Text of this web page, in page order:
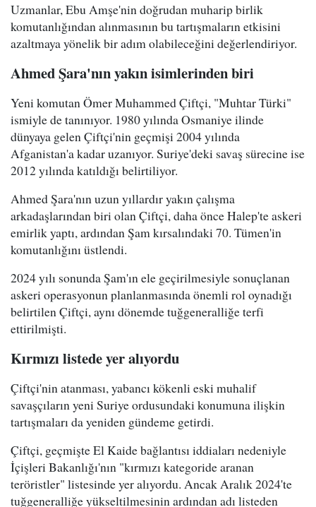
Uzmanlar, Ebu Amşe'nin doğrudan muharip birlik
komutanlığından alınmasının bu tartışmaların etkisini
azaltmaya yönelik bir adım olabileceğini değerlendiriyor.
Ahmed Şara'nın yakın isimlerinden biri
Yeni komutan Ömer Muhammed Çiftçi, "Muhtar Türki"
ismiyle de tanınıyor. 1980 yılında Osmaniye ilinde
dünyaya gelen Çiftçi'nin geçmişi 2004 yılında
Afganistan'a kadar uzanıyor. Suriye'deki savaş sürecine ise
2012 yılında katıldığı belirtiliyor.
Ahmed Şara'nın uzun yıllardır yakın çalışma
arkadaşlarından biri olan Çiftçi, daha önce Halep'te askeri
emirlik yaptı, ardından Şam kırsalındaki 70. Tümen'in
komutanlığını üstlendi.
2024 yılı sonunda Şam'ın ele geçirilmesiyle sonuçlanan
askeri operasyonun planlanmasında önemli rol oynadığı
belirtilen Çiftçi, aynı dönemde tuğgeneralliğe terfi
ettirilmişti.
Kırmızı listede yer alıyordu
Çiftçi'nin atanması, yabancı kökenli eski muhalif
savaşçıların yeni Suriye ordusundaki konumuna ilişkin
tartışmaları da yeniden gündeme getirdi.
Çiftçi, geçmişte El Kaide bağlantısı iddiaları nedeniyle
İçişleri Bakanlığı'nın "kırmızı kategoride aranan
teröristler" listesinde yer alıyordu. Ancak Aralık 2024'te
tuğgeneralliğe yükseltilmesinin ardından adı listeden